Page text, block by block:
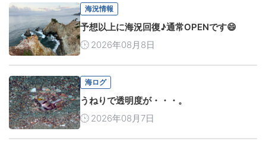
海況情報
予想以上に海況回復♪通常OPENです😄
2026年08月8日
海ログ
うねりで透明度が・・・。
2026年08月7日